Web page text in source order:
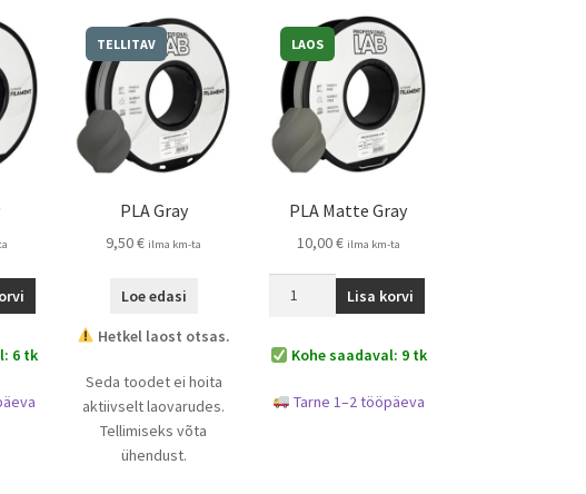
6 tk
TELLITAV
PLA Gray
9,50€ ilma km-ta
Loe edasi
Hetkel laost otsas.
Seda toodet ei hoita
aktiivselt laovarudes.
Tellimiseks võta
ühendust.
LAOS
PLA Matte Gray
10,00€ ilma km-ta
Lisa korvi
Kohe saadaval: 9 tk
Tarne 1–2 tööpäeva